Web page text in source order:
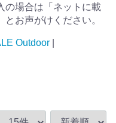
の場合は「ネットに載
お声がけください。
Outdoor